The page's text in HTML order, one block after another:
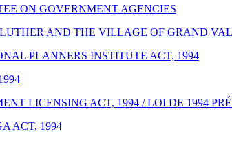
ON GOVERNMENT AGENCIES
AND THE VILLAGE OF GRAND
PLANNERS INSTITUTE ACT, 1994
LICENSING ACT, 1994 / LOI DE 1994
ACT, 1994